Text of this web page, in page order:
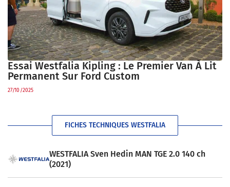
Essai Westfalia Kipling : Le Premier Van À Lit
Permanent Sur Ford Custom
27/10/2025
FICHES TECHNIQUES WESTFALIA
WESTFALIA Sven Hedin MAN TGE 2.0 140 ch
(2021)